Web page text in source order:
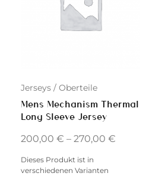
Jerseys / Oberteile
Mens Mechanism Thermal
Long Sleeve Jersey
200,00 € – 270,00 €
Dieses Produkt ist in
verschiedenen Varianten